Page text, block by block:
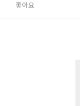
좋아요